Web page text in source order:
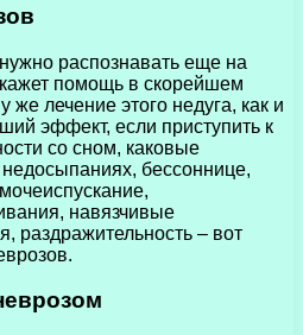
нужно распознавать еще на
помощь в скорейшем
же лечение этого недуга, как и
эффект, если приступить к
со сном, каковые
бессоннице,
навязчивые
раздражительность – вот